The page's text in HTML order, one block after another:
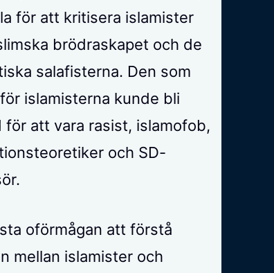
för att kritisera islamister
brödraskapet och de
salafisterna. Den som
islamisterna kunde bli
för att vara rasist, islamofob,
och SD-
oförmågan att förstå
mellan islamister och